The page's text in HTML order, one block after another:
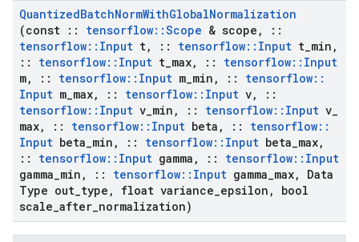
QuantizedBatchNormWithGlobalNormalization
(const :: tensorflow::Scope & scope ,
::
tensorflow:: Input t, :: tensorflow:: Input t min ,
::
tensorflow:: Input t max, :: tensorflow:: Input
m, :: tensorflow:: Input m min , :: tensorflow::
Input m max, :: tensorflow:: Input v,
::
tensorflow:: Input v min , :: tensorflow:: Input v
max, :: tensorflow:: Input beta , :: tensorflow::
Input beta min , :: tensorflow:: Input beta max,
::
tensorflow:: Input gamma , :: tensorflow:: Input
gamma min , :: tensorflow:: Input gamma max,
Data
Type out type , float variance epsilon ,
bool
scale after normalization)